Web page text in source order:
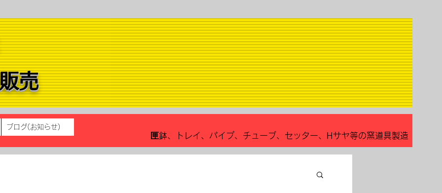
売
ブログ(お知らせ)
匣鉢、トレイ、パイプ、チューブ、セッター、Hサヤ等の窯道具製造